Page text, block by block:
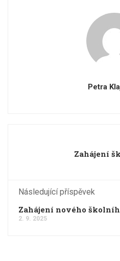
Petra
Zahájení
Následující příspěvek
Zahájení nového
2. 9. 2025